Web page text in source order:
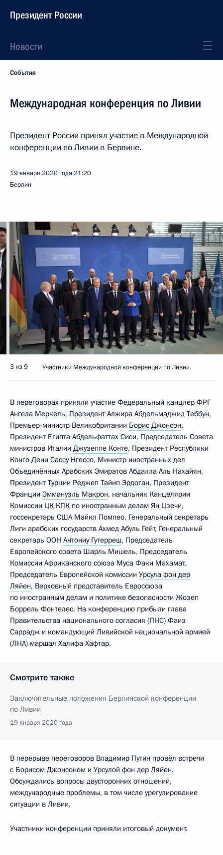
Президент России
Новости
События
Международная конференция по Ливии
Президент России принял участие в Международной
конференции по Ливии в Берлине.
19 января 2020 года21:20
Берлин
3 из 9 Участники Международной конференции по Ливии.
В переговорах приняли участие Федеральный канцлер ФРГ
Ангела Меркель, Президент Алжира Абдельмаджид Теббун,
Премьер-министр Великобритании Борис Джонсон,
Президент Египта Абдельфаттах Сиси, Председатель Совета
министров Италии Джузеппе Конте, Президент Республики
Конго Дени Сассу Нгессо, Министр иностранных дел
Объединённых Арабских Эмиратов Абдалла Аль Нахайян,
Президент Турции Реджеп Тайип Эрдоган, Президент
Франции Эммануэль Макрон, начальник Канцелярии
Комиссии ЦК КПК по иностранным делам Ян Цзечи,
госсекретарь США Майкл Помпео, Генеральный секретарь
Лиги арабских государств Ахмед Абуль Гейт, Генеральный
секретарь ООН Антониу Гутерреш, Председатель
Европейского совета Шарль Мишель, Председатель
Комиссии Африканского союза Муса Факи Махамат,
Председатель Европейской комиссии Урсула фон дер
Ляйен, Верховный представитель Евросоюза
по иностранным делам и политике безопасности Жозеп
Боррель Фонтелес. На конференцию прибыли глава
Правительства национального согласия (ПНС) Фаиз
Саррадж и командующий Ливийской национальной армией
(ЛНА) маршал Халифа Хафтар.
Смотрите также
Заключительные положения Берлинской конференции
по Ливии
19 января 2020 года
В перерыве переговоров Владимир Путин провёл встречи
с Борисом Джонсоном и Урсулой фон дер Ляйен.
Обсуждались вопросы двусторонних отношений,
международные проблемы, в том числе урегулирование
ситуации в Ливии.
Участники конференции приняли итоговый документ.